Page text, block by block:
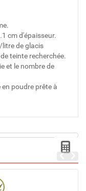
cm d'épaisseur.
litre de glacis
teinte recherchée.
et le nombre de
poudre prête à